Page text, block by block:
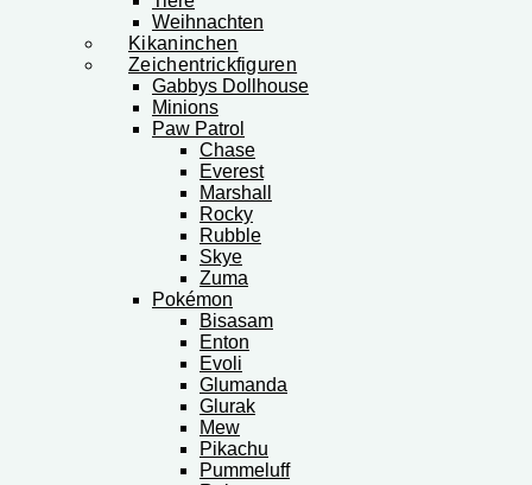
Weihnachten
Kikaninchen
Zeichentrickfiguren
Gabbys Dollhouse
Minions
Paw Patrol
Chase
Everest
Marshall
Rocky
Rubble
Skye
Zuma
Pokémon
Bisasam
Enton
Evoli
Glumanda
Glurak
Mew
Pikachu
Pummeluff